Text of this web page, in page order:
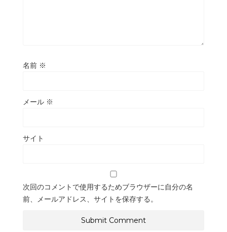
名前 ※
メール ※
サイト
次回のコメントで使用するためブラウザーに自分の名
前、メールアドレス、サイトを保存する。